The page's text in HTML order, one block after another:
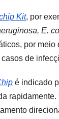
Kit, por
E.
por
de
é indicado